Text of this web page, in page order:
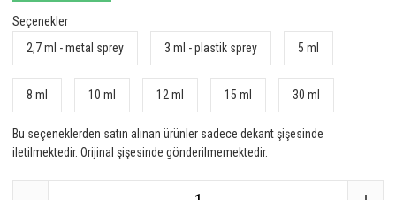
Seçenekler
2,7 ml - metal sprey
3 ml - plastik sprey 5 ml
8 ml 10 ml 12 ml 15 ml 30 ml
Bu seçeneklerden satın alınan ürünler sadece dekant şişesinde
iletilmektedir. Orijinal şişesinde gönderilmemektedir.